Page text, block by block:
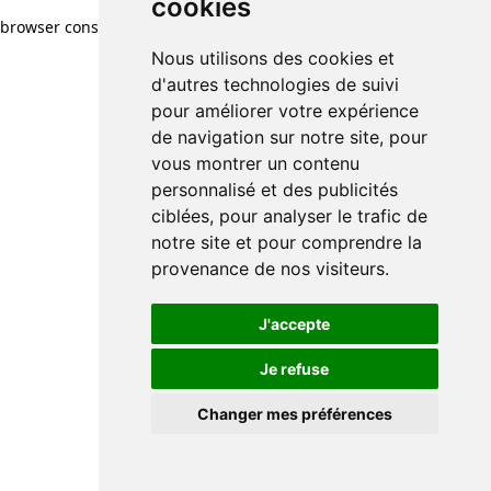
cookies
Nous utilisons des cookies et
d'autres technologies de suivi
pour améliorer votre expérience
de navigation sur notre site, pour
vous montrer un contenu
personnalisé et des publicités
ciblées, pour analyser le trafic de
notre site et pour comprendre la
provenance de nos visiteurs.
J'accepte
Je refuse
Changer mes préférences
browser console for more information)